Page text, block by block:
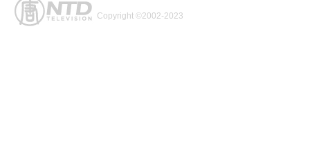
Copyright ©2002-2023